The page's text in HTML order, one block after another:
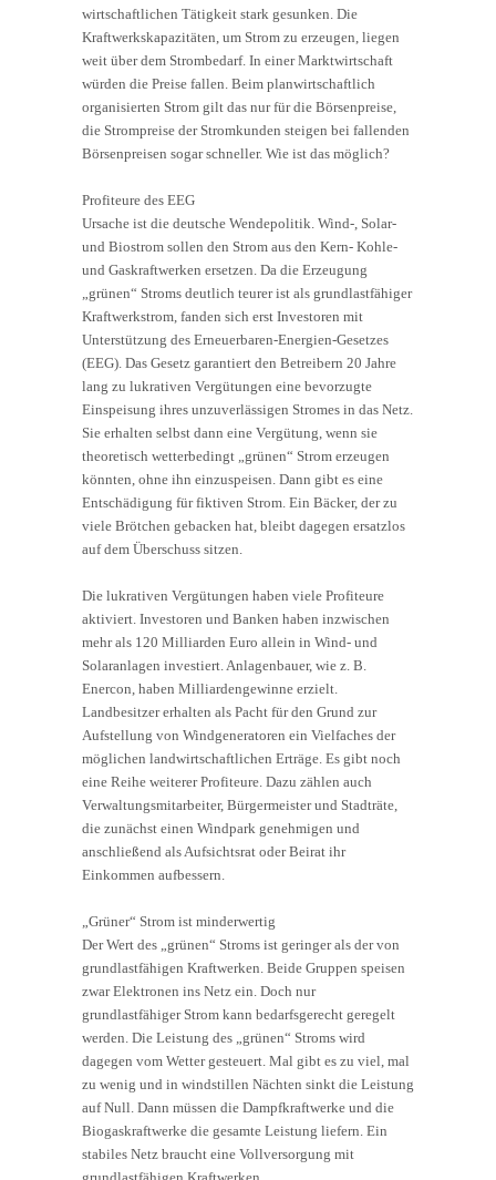
wirtschaftlichen Tätigkeit stark gesunken. Die
Kraftwerkskapazitäten, um Strom zu erzeugen, liegen
weit über dem Strombedarf. In einer Marktwirtschaft
würden die Preise fallen. Beim planwirtschaftlich
organisierten Strom gilt das nur für die Börsenpreise,
die Strompreise der Stromkunden steigen bei fallenden
Börsenpreisen sogar schneller. Wie ist das möglich?
Profiteure des EEG
Ursache ist die deutsche Wendepolitik. Wind-, Solar-
und Biostrom sollen den Strom aus den Kern- Kohle-
und Gaskraftwerken ersetzen. Da die Erzeugung
„grünen“ Stroms deutlich teurer ist als grundlastfähiger
Kraftwerkstrom, fanden sich erst Investoren mit
Unterstützung des Erneuerbaren-Energien-Gesetzes
(EEG). Das Gesetz garantiert den Betreibern 20 Jahre
lang zu lukrativen Vergütungen eine bevorzugte
Einspeisung ihres unzuverlässigen Stromes in das Netz.
Sie erhalten selbst dann eine Vergütung, wenn sie
theoretisch wetterbedingt „grünen“ Strom erzeugen
könnten, ohne ihn einzuspeisen. Dann gibt es eine
Entschädigung für fiktiven Strom. Ein Bäcker, der zu
viele Brötchen gebacken hat, bleibt dagegen ersatzlos
auf dem Überschuss sitzen.
Die lukrativen Vergütungen haben viele Profiteure
aktiviert. Investoren und Banken haben inzwischen
mehr als 120 Milliarden Euro allein in Wind- und
Solaranlagen investiert. Anlagenbauer, wie z. B.
Enercon, haben Milliardengewinne erzielt.
Landbesitzer erhalten als Pacht für den Grund zur
Aufstellung von Windgeneratoren ein Vielfaches der
möglichen landwirtschaftlichen Erträge. Es gibt noch
eine Reihe weiterer Profiteure. Dazu zählen auch
Verwaltungsmitarbeiter, Bürgermeister und Stadträte,
die zunächst einen Windpark genehmigen und
anschließend als Aufsichtsrat oder Beirat ihr
Einkommen aufbessern.
„Grüner“ Strom ist minderwertig
Der Wert des „grünen“ Stroms ist geringer als der von
grundlastfähigen Kraftwerken. Beide Gruppen speisen
zwar Elektronen ins Netz ein. Doch nur
grundlastfähiger Strom kann bedarfsgerecht geregelt
werden. Die Leistung des „grünen“ Stroms wird
dagegen vom Wetter gesteuert. Mal gibt es zu viel, mal
zu wenig und in windstillen Nächten sinkt die Leistung
auf Null. Dann müssen die Dampfkraftwerke und die
Biogaskraftwerke die gesamte Leistung liefern. Ein
stabiles Netz braucht eine Vollversorgung mit